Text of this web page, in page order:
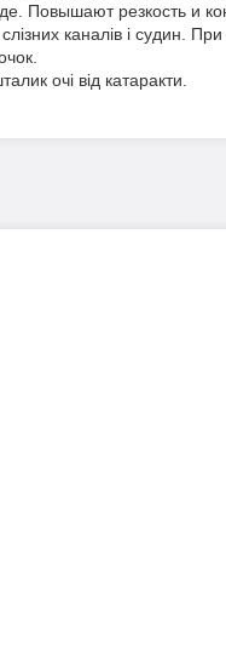
Повышают резкость и
каналів і судин. При
очі від катаракти.